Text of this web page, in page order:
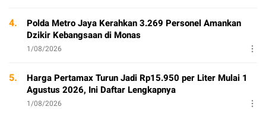
4.
Polda Metro Jaya Kerahkan 3.269 Personel Amankan
Dzikir Kebangsaan di Monas
1/08/2026
5.
Harga Pertamax Turun Jadi Rp15.950 per Liter Mulai 1
Agustus 2026, Ini Daftar Lengkapnya
1/08/2026